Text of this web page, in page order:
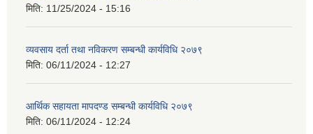
मिति: 11/25/2024 - 15:16
व्यवसाय दर्ता तथा नविकरण सम्बन्धी कार्यविधि २०७९
मिति: 06/11/2024 - 12:27
आर्थिक सहायता मापदण्ड सम्बन्धी कार्यविधि २०७९
मिति: 06/11/2024 - 12:24